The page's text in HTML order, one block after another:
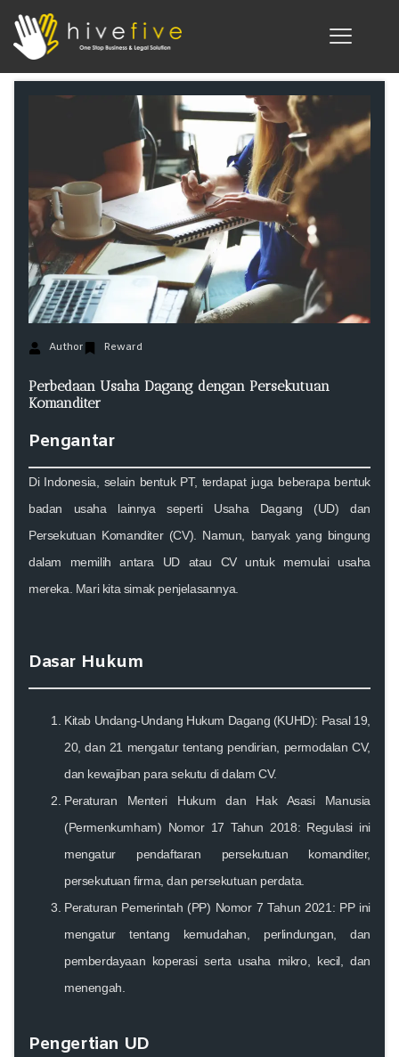
Author Reward
Perbedaan Usaha Dagang dengan Persekutuan
Komanditer
Pengantar
Di Indonesia, selain bentuk PT, terdapat juga beberapa bentuk
badan usaha lainnya seperti Usaha Dagang (UD) dan
Persekutuan Komanditer (CV). Namun, banyak yang bingung
dalam memilih antara UD atau CV untuk memulai usaha
mereka. Mari kita simak penjelasannya.
Dasar Hukum
Kitab Undang-Undang Hukum Dagang (KUHD): Pasal 19,
20, dan 21 mengatur tentang pendirian, permodalan CV,
dan kewajiban para sekutu di dalam CV.
Peraturan Menteri Hukum dan Hak Asasi Manusia
(Permenkumham) Nomor 17 Tahun 2018: Regulasi ini
mengatur pendaftaran persekutuan komanditer,
persekutuan firma, dan persekutuan perdata.
Peraturan Pemerintah (PP) Nomor 7 Tahun 2021 : PP ini
mengatur tentang kemudahan, perlindungan, dan
pemberdayaan koperasi serta usaha mikro, kecil, dan
menengah.
Pengertian UD